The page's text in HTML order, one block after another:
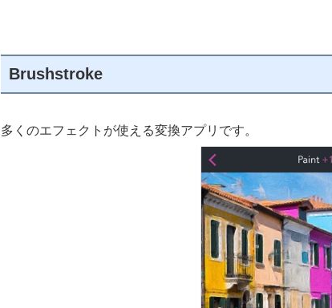
Brushstroke
多くのエフェクトが使える変換アプリです。